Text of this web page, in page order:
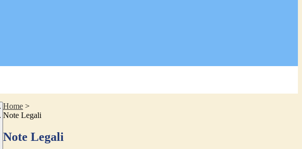
Home >
Note Legali
Note Legali